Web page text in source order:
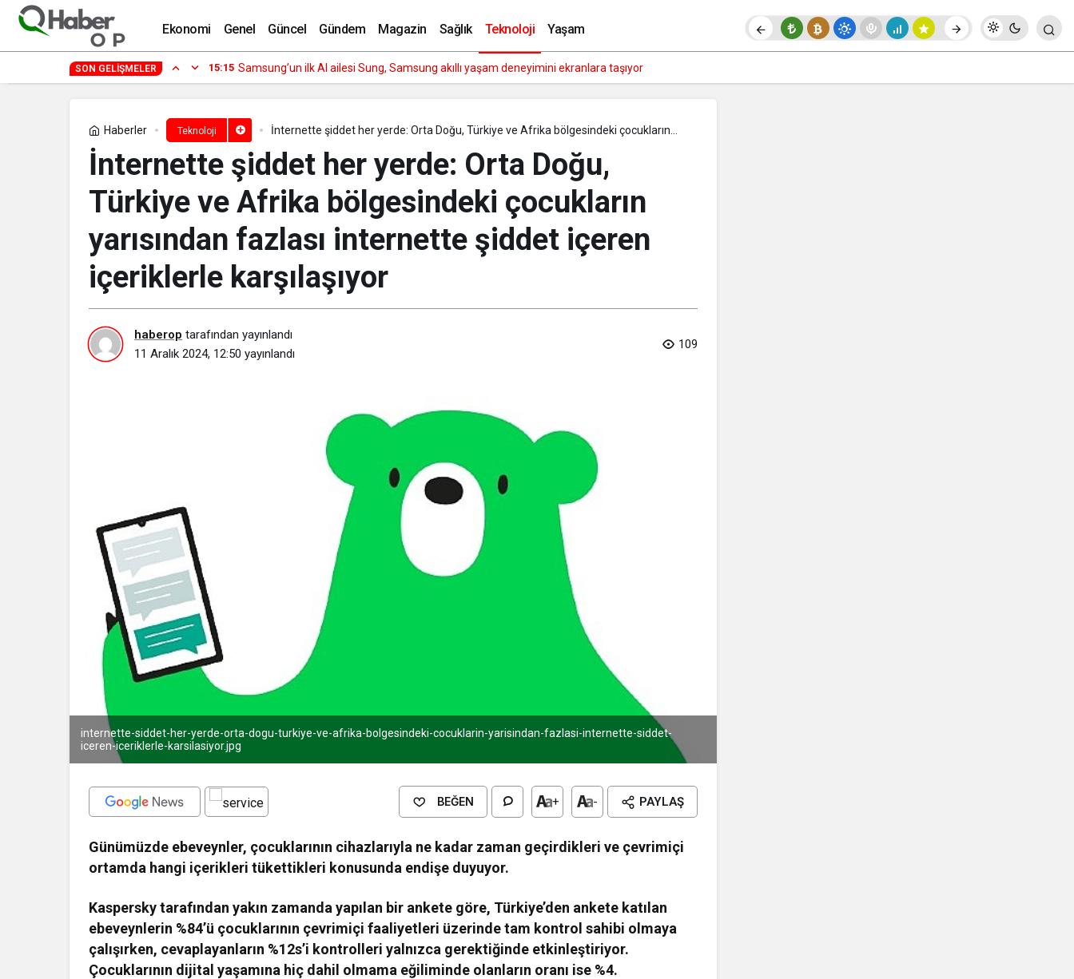
Ekonomi Genel Güncel Gündem Magazin Sağlık Teknoloji Yaşam
SON GELIŞMELER 15:15 Semruk Games’in Harvest King’i Global Pazarda Oyuncularla Buluştu!
Haberler Teknoloji
İnternette şiddet her yerde: Orta Doğu, Türkiye ve Afrika bölgesindeki çocukların
İnternette şiddet her yerde: Orta Doğu,
Türkiye ve Afrika bölgesindeki çocukların
yarısından fazlası internette şiddet içeren
içeriklerle karşılaşıyor
haberop tarafından yayınlandı
11 Aralık 2024, 12:50 yayınlandı
109
internette-siddet-her-yerde-orta-dogu-turkiye-ve-afrika-bolgesindeki-cocuklarin-yarisindan-fazlasi-internette-siddet-
iceren-iceriklerle-karsilasiyor.jpg
BEĞEN + - PAYLAŞ
Günümüzde ebeveynler, çocuklarının cihazlarıyla ne kadar zaman geçirdikleri ve çevrimiçi
ortamda hangi içerikleri tükettikleri konusunda endişe duyuyor.
Kaspersky tarafından yakın zamanda yapılan bir ankete göre, Türkiye’den ankete katılan
ebeveynlerin %84’ü çocuklarının çevrimiçi faaliyetleri üzerinde tam kontrol sahibi olmaya
çalışırken, cevaplayanların %12s’i kontrolleri yalnızca gerektiğinde etkinleştiriyor.
Çocuklarının dijital yaşamına hiç dahil olmama eğiliminde olanların oranı ise %4.
Alman Oyun Bilgisayarı ve Aksesuarları Markası ERAZER Türkiye’ye Geliyor Yorum Yap Paylaş